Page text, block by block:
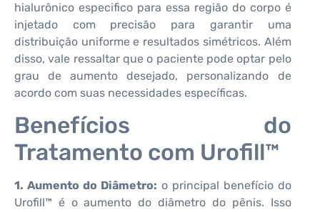
hialurônico especifico para essa região do corpo é
injetado com precisão para garantir uma
distribuição uniforme e resultados simétricos. Além
disso, vale ressaltar que o paciente pode optar pelo
grau de aumento desejado, personalizando de
acordo com suas necessidades específicas.
Benefícios do
Tratamento com Urofill™
1. Aumento do Diâmetro: o principal benefício do
Urofill™ é o aumento do diâmetro do pênis. Isso